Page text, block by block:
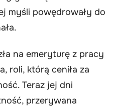
myśli powędrowały do
na emeryturę z pracy
roli, którą ceniła za
Teraz jej dni
przerywana